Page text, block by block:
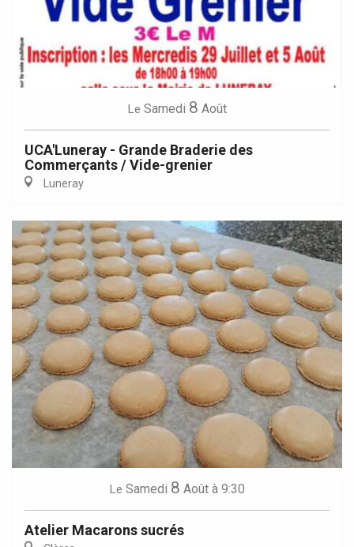
Le Samedi 8 Août
UCA'Luneray - Grande Braderie des
Commerçants / Vide-grenier
Luneray
Le Samedi 8 Août à 9:30
Atelier Macarons sucrés